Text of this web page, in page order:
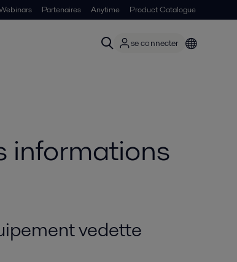
Partenaires Anytime Product Catalogue
se connecter
informations
vedette